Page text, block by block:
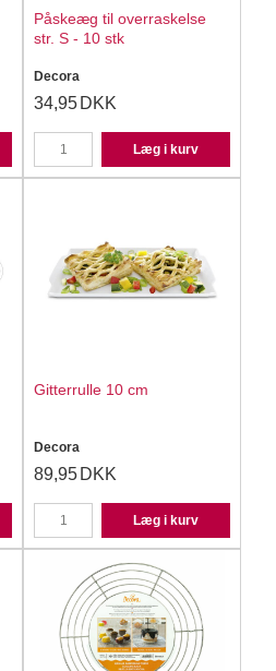
Påskeæg til overraskelse
str. S - 10 stk
Decora
34,95 DKK
Læg i kurv
Gitterrulle 10 cm
Decora
89,95 DKK
Læg i kurv